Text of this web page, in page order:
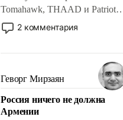
Tomahawk, THAAD и Patriot
США потребуется более трех
лет. Даже небольшая война с
Сложившаяся ситуация
означает многолетний период
уязвимости США, например,
перед Китаем.
2 комментария
Геворг Мирзаян
Россия ничего не должна
Армении